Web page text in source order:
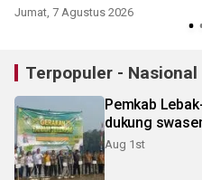
Jumat, 7 Agustus 2026
Terpopuler - Nasional
Pemkab
dukung
Aug 1st